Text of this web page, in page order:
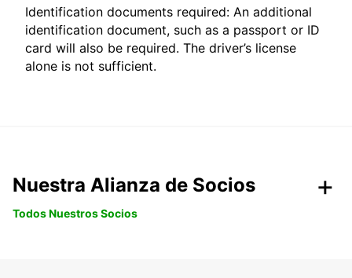
Identification documents required: An additional
identification document, such as a passport or ID
card will also be required. The driver’s license
alone is not sufficient.
Nuestra Alianza de Socios
Todos Nuestros Socios